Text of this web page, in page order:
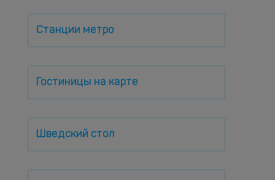
Станции метро
Гостиницы на карте
Шведский стол